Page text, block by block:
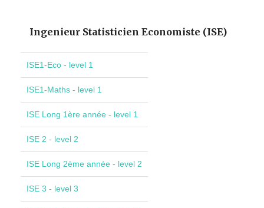
Ingenieur Statisticien Economiste (ISE)
ISE1-Eco - level 1
ISE1-Maths - level 1
ISE Long 1ère année - level 1
ISE 2 - level 2
ISE Long 2ème année - level 2
ISE 3 - level 3